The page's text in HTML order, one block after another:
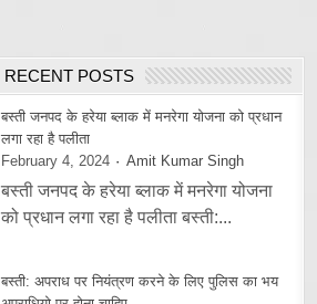
RECENT POSTS
बस्ती जनपद के हरेया ब्लाक में मनरेगा योजना को प्रधान
लगा रहा है पलीता
February 4, 2024
Amit Kumar Singh
बस्ती जनपद के हरेया ब्लाक में मनरेगा योजना
को प्रधान लगा रहा है पलीता बस्ती:...
बस्ती: अपराध पर नियंत्रण करने के लिए पुलिस का भय